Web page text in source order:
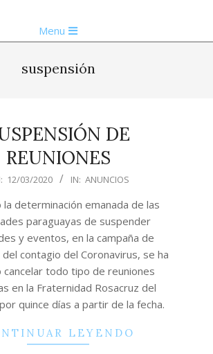
Menu
suspensión
DE
REUNIONES
12/03/2020 IN: ANUNCIOS
la determinación emanada de las
paraguayas de suspender
y eventos, en la campaña de
contagio del Coronavirus, se ha
cancelar todo tipo de reuniones
en la Fraternidad Rosacruz del
quince días a partir de la fecha.
LEYENDO